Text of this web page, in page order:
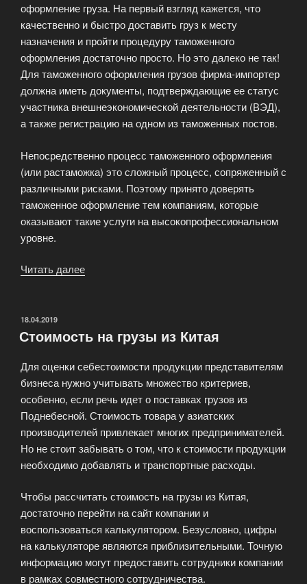
оформление груза. На первый взгляд кажется, что
качественно и быстро доставить груз к месту
назначения и пройти процедуру таможенного
оформления достаточно просто. Но это далеко не так!
Для таможенного оформления грузов фирма-импортер
должна иметь документы, подтверждающие ее статус
участника внешнеэкономической деятельности (ВЭД),
а также регистрацию на одном из таможенных постов.
Непосредственно процесс таможенного оформления
(или растаможка) это сложный процесс, сопряженный с
различными рисками. Поэтому принято доверять
таможенное оформление тем компаниям, которые
оказывают такие услуги на высокопрофессиональном
уровне.
Читать далее
грузов?»
ОПУБЛИКОВАНО
18.04.2019
Стоимость на грузы из Китая
Для оценки себестоимости продукции представителям
бизнеса нужно учитывать множество критериев,
особенно, если речь идет о поставках грузов из
Поднебесной. Стоимость товара у азиатских
производителей привлекает многих предпринимателей.
Но не стоит забывать о том, что к стоимости продукции
необходимо добавлять и транспортные расходы.
Чтобы рассчитать стоимость на грузы из Китая,
достаточно перейти на сайт компании и
воспользоваться калькулятором. Безусловно, цифры
на калькуляторе являются приблизительными. Точную
информацию могут предоставить сотрудники компании
в рамках совместного сотрудничества.